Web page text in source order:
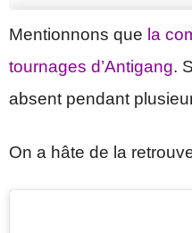
Mentionnons que la
tournages d’Antigang.
absent pendant
On a hâte de la